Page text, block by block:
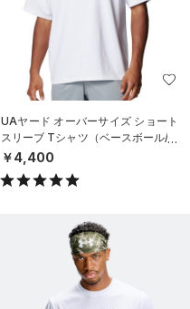
UAヤード オーバーサイズ ショート
スリーブ Tシャツ（ベースボール/M
EN）
￥4,400